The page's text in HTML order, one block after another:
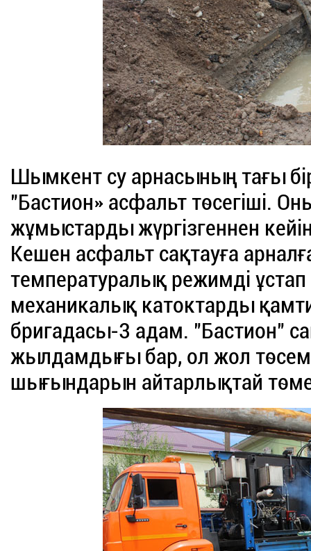
Шымкент су арнасының тағы
"Бастион» асфальт төсегіші.
жұмыстарды жүргізгеннен
Кешен асфальт сақтауға
температуралық режимді
механикалық катоктарды
бригадасы-3 адам. "Бастион"
жылдамдығы бар, ол жол
шығындарын айтарлықтай